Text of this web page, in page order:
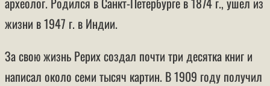
жизни в 1947 г. в Индии.
За свою жизнь Рерих создал почти три десятка книг и
написал около семи тысяч картин. В 1909 году получил